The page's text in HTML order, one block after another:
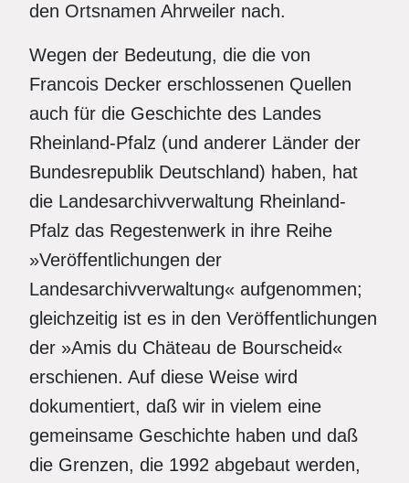
den Ortsnamen Ahrweiler nach.
Wegen der Bedeutung, die die von
Francois Decker erschlossenen Quellen
auch für die Geschichte des Landes
Rheinland-Pfalz (und anderer Länder der
Bundesrepublik Deutschland) haben, hat
die Landesarchivverwaltung Rheinland-
Pfalz das Regestenwerk in ihre Reihe
»Veröffentlichungen der
Landesarchivverwaltung« aufgenommen;
gleichzeitig ist es in den Veröffentlichungen
der »Amis du Chäteau de Bourscheid«
erschienen. Auf diese Weise wird
dokumentiert, daß wir in vielem eine
gemeinsame Geschichte haben und daß
die Grenzen, die 1992 abgebaut werden,